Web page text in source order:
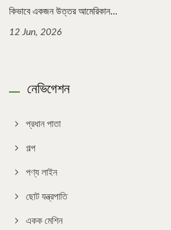
কিভাবে একজন উত্তর আমেরিকান...
12 Jun, 2026
নেভিগেশন
প্রধান পাতা
গল্প
পণ্য লাইন
ছোট যন্ত্রপাতি
একক মেশিন